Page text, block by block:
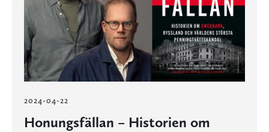
2024-04-22
Honungsfällan – Historien om